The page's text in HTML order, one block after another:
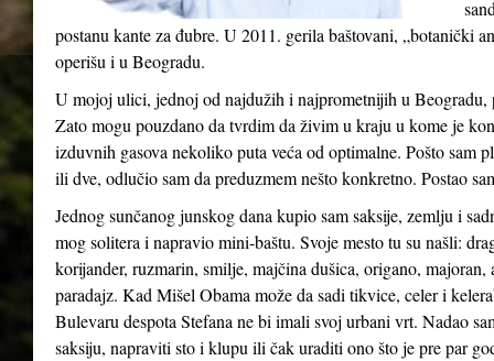
postanu kante za đubre. U 2011. gerila baštovani, „botanički
operišu i u Beogradu.
U mojoj ulici, jednoj od najdužih i najprometnijih u Beogradu,
Zato mogu pouzdano da tvrdim da živim u kraju u kome je
izduvnih gasova nekoliko puta veća od optimalne. Pošto sam
ili dve, odlučio sam da preduzmem nešto konkretno. Postao
Jednog sunčanog junskog dana kupio sam saksije, zemlju i
mog solitera i napravio mini-baštu. Svoje mesto tu su našli:
korijander, ruzmarin, smilje, majčina dušica, origano,
paradajz. Kad Mišel Obama može da sadi tikvice, celer i
Bulevaru despota Stefana ne bi imali svoj urbani vrt. Nadao
saksiju, napraviti sto i klupu ili čak uraditi ono što je pre par